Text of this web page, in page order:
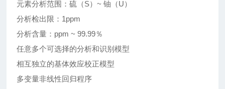
元素分析范围：硫（S）~ 铀（U）
分析检出限：1ppm
分析含量：ppm ~ 99.99％
任意多个可选择的分析和识别模型
相互独立的基体效应校正模型
多变量非线性回归程序